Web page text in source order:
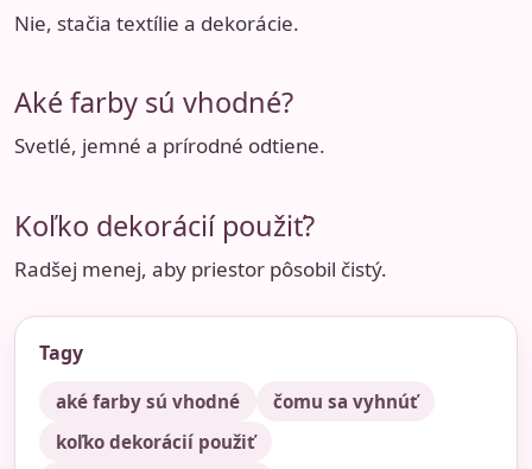
Nie, stačia textílie a dekorácie.
Aké farby sú vhodné?
Svetlé, jemné a prírodné odtiene.
Koľko dekorácií použiť?
Radšej menej, aby priestor pôsobil čistý.
Tagy
aké farby sú vhodné
čomu sa vyhnúť
koľko dekorácií použiť